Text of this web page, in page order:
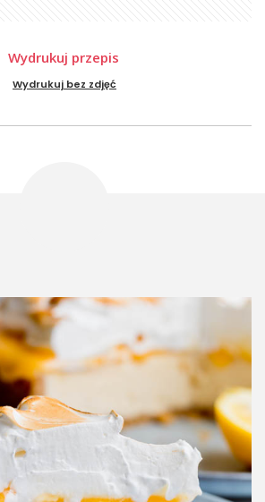
Wydrukuj przepis
Wydrukuj bez zdjęć